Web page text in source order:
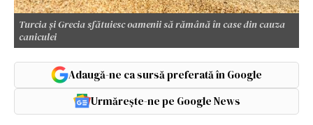
Turcia și Grecia sfătuiesc oamenii să rămână în case din cauza
caniculei
Adaugă-ne ca sursă preferată în Google
Urmărește-ne pe Google News